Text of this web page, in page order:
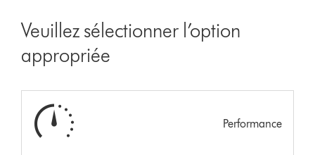
Veuillez sélectionner l’option
appropriée
Performance